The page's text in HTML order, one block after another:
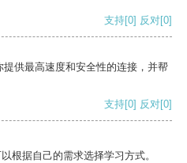
支持[0] 反对[0]
供最高速度和安全性的连接，并帮
支持[0] 反对[0]
根据自己的需求选择学习方式。